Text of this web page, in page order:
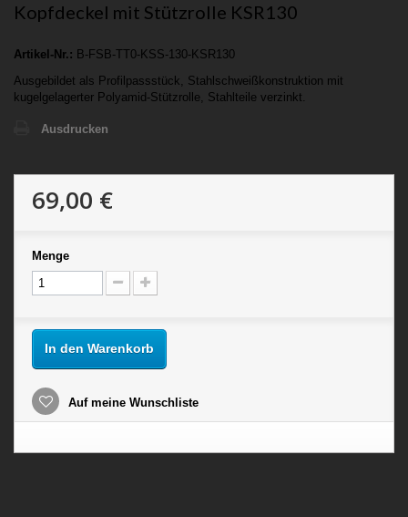
Kopfdeckel mit Stützrolle KSR130
Artikel-Nr.: B-FSB-TT0-KSS-130-KSR130
Ausgebildet als Profilpassstück, Stahlschweißkonstruktion mit
kugelgelagerter Polyamid-Stützrolle, Stahlteile verzinkt.
Ausdrucken
69,00 €
Menge
In den Warenkorb
Auf meine Wunschliste